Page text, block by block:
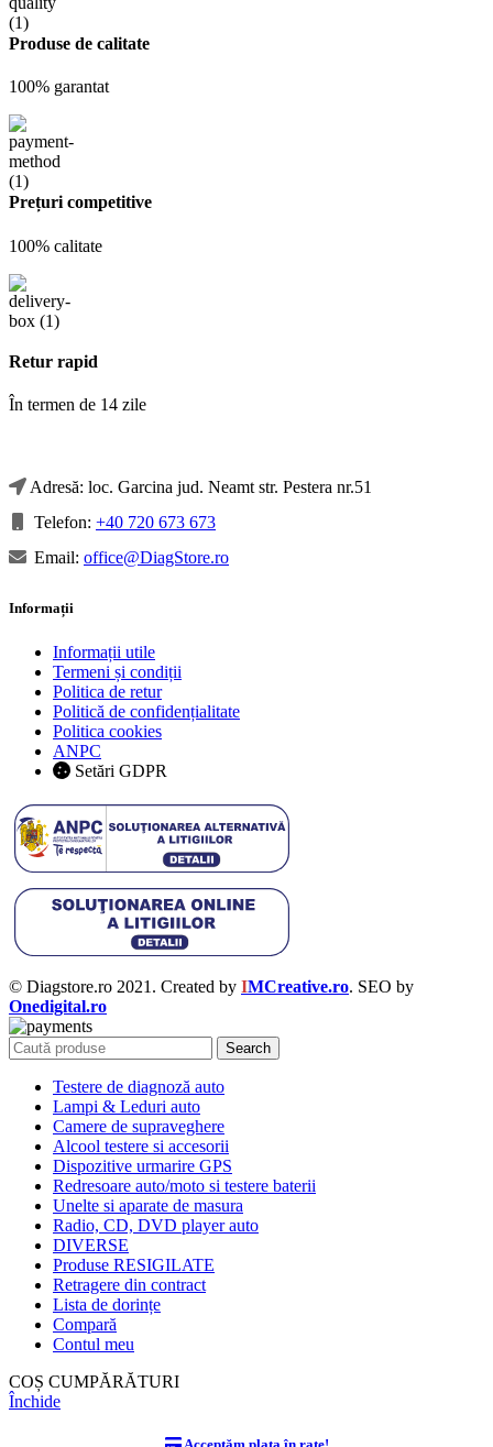
Produse de calitate
100% garantat
Prețuri competitive
100% calitate
Retur rapid
În termen de 14 zile
Adresă: loc. Garcina jud. Neamt str. Pestera nr.51
Telefon: +40 720 673 673
Email: office@DiagStore.ro
Informații
Informații utile
Termeni și condiții
Politica de retur
Politică de confidențialitate
Politica cookies
ANPC
Setări GDPR
© Diagstore.ro 2021. Created by IMCreative.ro. SEO by
Onedigital.ro
Search
Testere de diagnoză auto
Lampi & Leduri auto
Camere de supraveghere
Alcool testere si accesorii
Dispozitive urmarire GPS
Redresoare auto/moto si testere baterii
Unelte si aparate de masura
Radio, CD, DVD player auto
DIVERSE
Produse RESIGILATE
Retragere din contract
Lista de dorințe
Compară
Contul meu
COȘ CUMPĂRĂTURI
Închide